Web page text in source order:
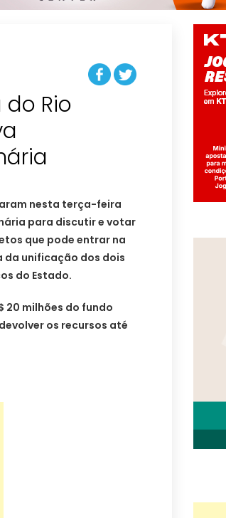
Rio
nesta terça-feira
para discutir e votar
que pode entrar na
da unificação dos dois
do Estado.
20 milhões do fundo
os recursos até